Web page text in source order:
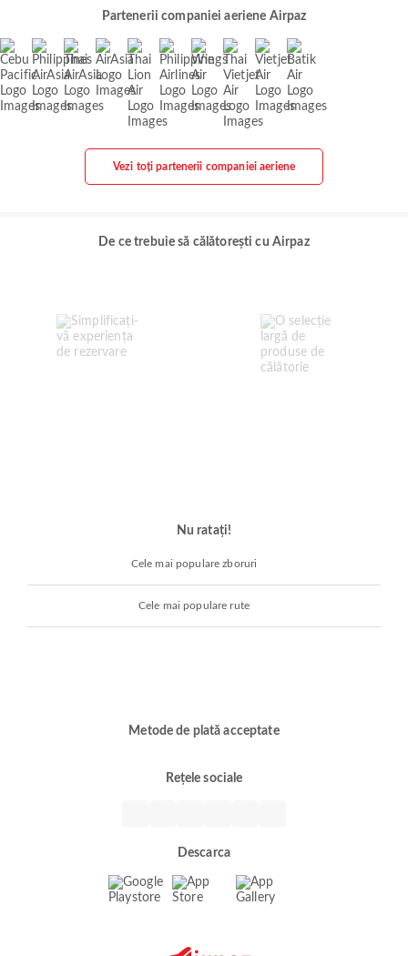
Partenerii companiei aeriene Airpaz
Vezi toți partenerii companiei aeriene
De ce trebuie să călătorești cu Airpaz
Nu ratați!
Cele mai populare zboruri
Cele mai populare rute
Metode de plată acceptate
Rețele sociale
Descarca